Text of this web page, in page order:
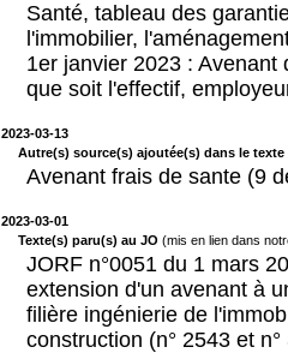
Santé, tableau des
l'immobilier,
1er janvier 2023 :
que soit l'effectif,
2023-03-13
Autre(s) source(s) ajoutée(s) dans le
Avenant frais de sante (9
2023-03-01
Texte(s) paru(s) au JO (mis en lien dans
JORF n°0051 du 1 mars
extension d'un avenant à
filière ingénierie de
construction (n° 2543 et n°